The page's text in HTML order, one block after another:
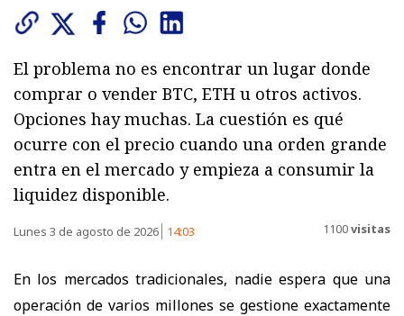
El problema no es encontrar un lugar donde
comprar o vender BTC, ETH u otros activos.
Opciones hay muchas. La cuestión es qué
ocurre con el precio cuando una orden grande
entra en el mercado y empieza a consumir la
liquidez disponible.
Lunes 3 de agosto de 2026 14:03 1100visitas
En los mercados tradicionales, nadie espera que una
operación de varios millones se gestione exactamente